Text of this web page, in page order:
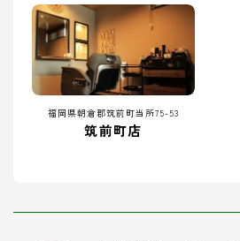
福岡県朝倉郡筑前町当所75-53
筑前町店